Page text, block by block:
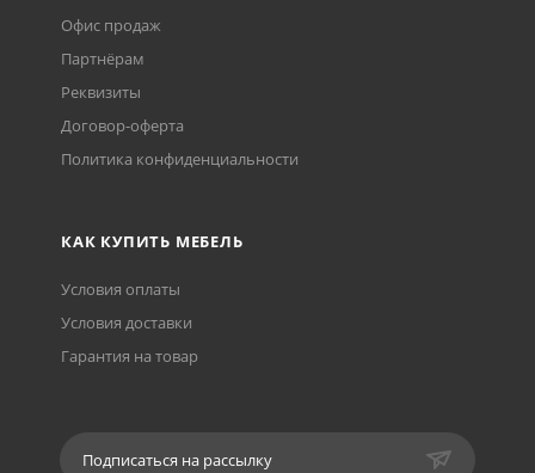
Офис продаж
Партнёрам
Реквизиты
Договор-оферта
Политика конфиденциальности
КАК КУПИТЬ МЕБЕЛЬ
Условия оплаты
Условия доставки
Гарантия на товар
Подписаться на рассылку